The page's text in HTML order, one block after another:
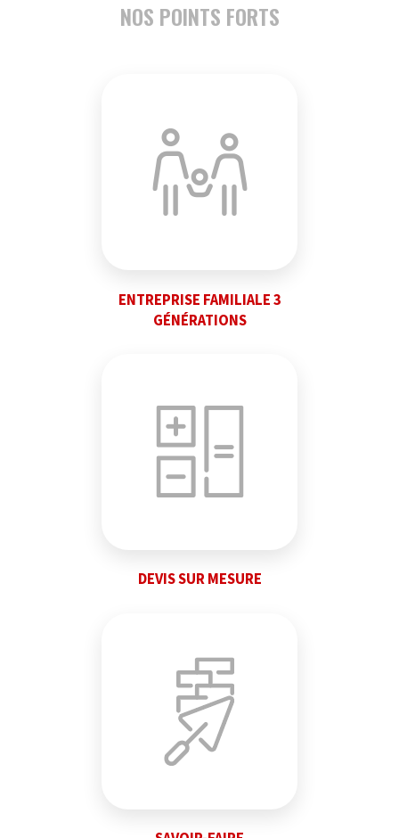
NOS POINTS FORTS
ENTREPRISE FAMILIALE 3
GÉNÉRATIONS
DEVIS SUR MESURE